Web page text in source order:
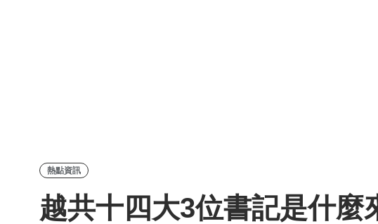
熱點資訊
越共十四大3位書記是什麼